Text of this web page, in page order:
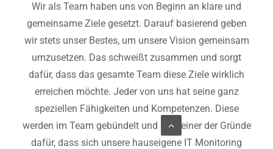
Wir als Team haben uns von Beginn an klare und
gemeinsame Ziele gesetzt. Darauf basierend geben
wir stets unser Bestes, um unsere Vision gemeinsam
umzusetzen. Das schweißt zusammen und sorgt
dafür, dass das gesamte Team diese Ziele wirklich
erreichen möchte. Jeder von uns hat seine ganz
speziellen Fähigkeiten und Kompetenzen. Diese
werden im Team gebündelt und sind einer der Gründe
dafür, dass sich unsere hauseigene IT Monitoring